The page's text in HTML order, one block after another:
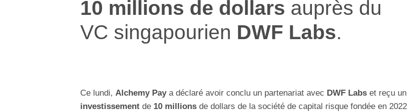
10 millions de dollars auprès du
VC singapourien DWF Labs.
Ce lundi, Alchemy Paya déclaré avoir conclu un partenariat avec DWF Labs et reçu un
investissement de 10 millions de dollars de la société de capital risque fondée en 2022